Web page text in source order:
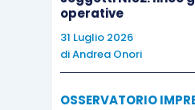
operative
31 Luglio 2026
diAndrea Onori
OSSERVATORIO